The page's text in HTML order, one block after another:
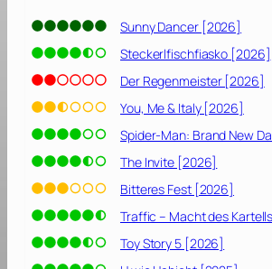
Sunny Dancer [2026]
Steckerlfischfiasko [2026]
Der Regenmeister [2026]
You, Me & Italy [2026]
Spider-Man: Brand New
The Invite [2026]
Bitteres Fest [2026]
Traffic – Macht des
Toy Story 5 [2026]